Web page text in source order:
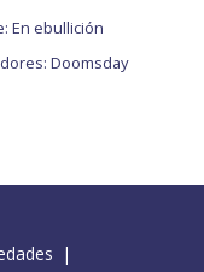
En ebullición
Doomsday